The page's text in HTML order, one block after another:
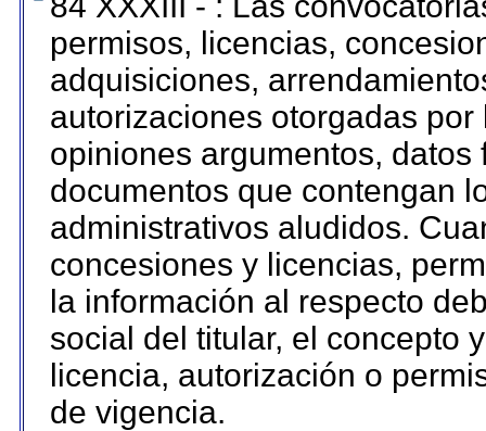
permisos, licencias,
adquisiciones,
autorizaciones otorgadas
opiniones argumentos,
documentos que contengan
administrativos aludidos.
concesiones y licencias,
la información al respecto
social del titular, el concepto
licencia, autorización o
de vigencia.